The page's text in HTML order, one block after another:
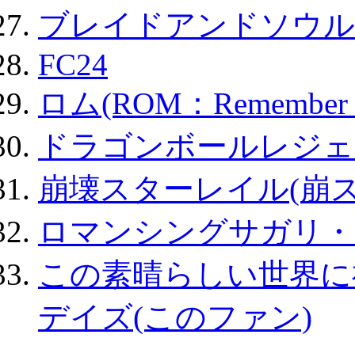
ブレイドアンドソウ
FC24
ロム(ROM：
ドラゴンボールレジ
崩壊スターレイル(崩
ロマンシングサガリ
この素晴らしい世界
デイズ(このファン)